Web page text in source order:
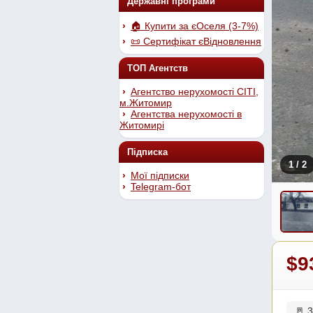
🏠 Купити за єОселя (3-7%)
📜 Сертифікат єВідновлення
ТОП Агентств
Агентство нерухомості СІТІ,
м.Житомир
Агентства нерухомості в
Житомирі
Підписка
Мої підписки
Telegram-бот
1/ 2
🚪